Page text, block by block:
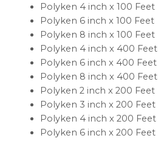
Polyken 4 inch x 100 Feet
Polyken 6 inch x 100 Feet
Polyken 8 inch x 100 Feet
Polyken 4 inch x 400 Feet
Polyken 6 inch x 400 Feet
Polyken 8 inch x 400 Feet
Polyken 2 inch x 200 Feet
Polyken 3 inch x 200 Feet
Polyken 4 inch x 200 Feet
Polyken 6 inch x 200 Feet